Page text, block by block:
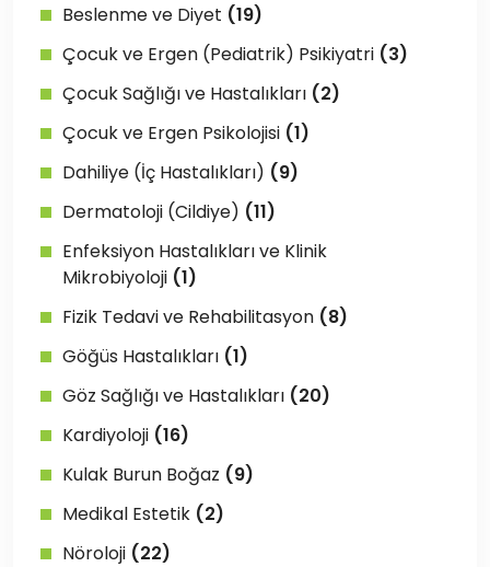
Beslenme ve Diyet (19)
Çocuk ve Ergen (Pediatrik) Psikiyatri (3)
Çocuk Sağlığı ve Hastalıkları (2)
Çocuk ve Ergen Psikolojisi (1)
Dahiliye (İç Hastalıkları) (9)
Dermatoloji (Cildiye) (11)
Enfeksiyon Hastalıkları ve Klinik
Mikrobiyoloji (1)
Fizik Tedavi ve Rehabilitasyon (8)
Göğüs Hastalıkları (1)
Göz Sağlığı ve Hastalıkları (20)
Kardiyoloji (16)
Kulak Burun Boğaz (9)
Medikal Estetik (2)
Nöroloji (22)